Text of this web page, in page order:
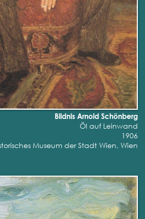
Bildnis Arnold Schönberg
Öl auf Leinwand
1906
Museum der Stadt Wien, Wien